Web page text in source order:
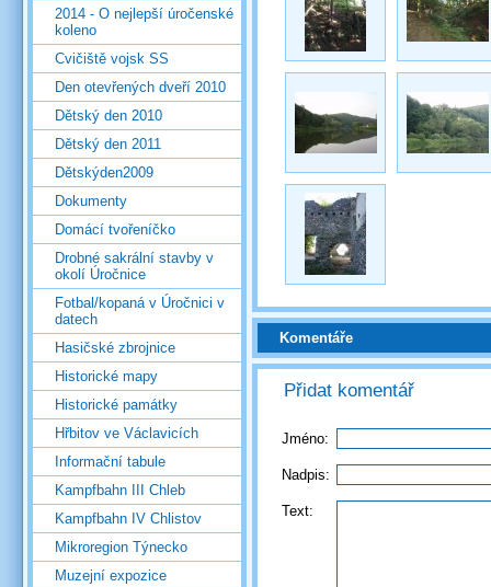
Komentáře
Přidat komentář
Jméno:
Nadpis:
Text:
2014 - O nejlepší úročenské
koleno
Cvičiště vojsk SS
Den otevřených dveří 2010
Dětský den 2010
Dětský den 2011
Dětskýden2009
Dokumenty
Domácí tvořeníčko
Drobné sakrální stavby v
okolí Úročnice
Fotbal/kopaná v Úročnici v
datech
Hasičské zbrojnice
Historické mapy
Historické památky
Hřbitov ve Václavicích
Informační tabule
Kampfbahn III Chleb
Kampfbahn IV Chlistov
Mikroregion Týnecko
Muzejní expozice